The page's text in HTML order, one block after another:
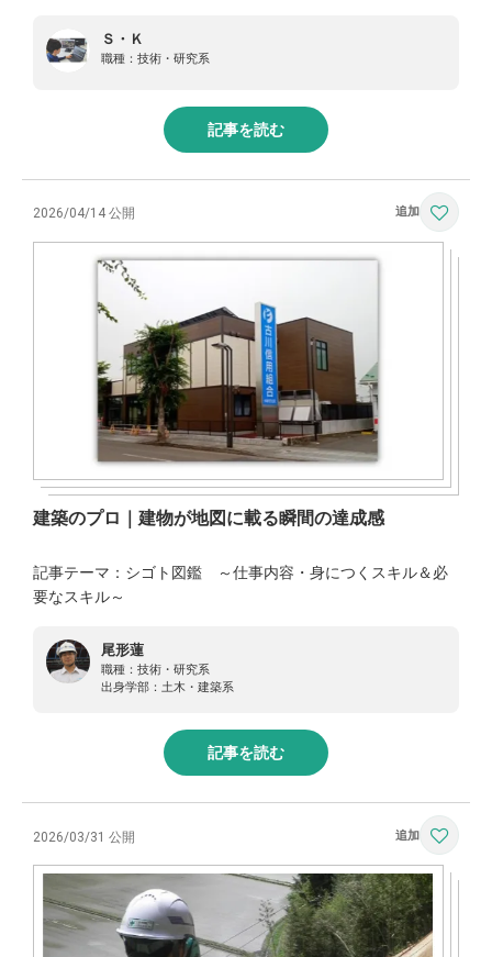
Ｓ・Ｋ
職種： 技術・研究系
記事を読む
2026/04/14 公開
建築のプロ｜建物が地図に載る瞬間の達成感
記事テーマ：シゴト図鑑 ～仕事内容・身につくスキル＆必
要なスキル～
尾形蓮
職種： 技術・研究系
出身学部： 土木・建築系
記事を読む
2026/03/31 公開